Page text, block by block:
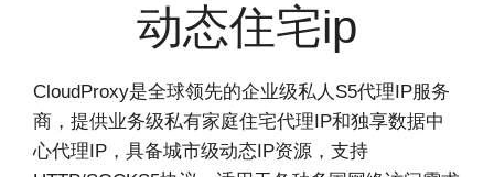
动态住宅ip
CloudProxy是全球领先的企业级私人S5代理IP服务
商，提供业务级私有家庭住宅代理IP和独享数据中
心代理IP，具备城市级动态IP资源，支持